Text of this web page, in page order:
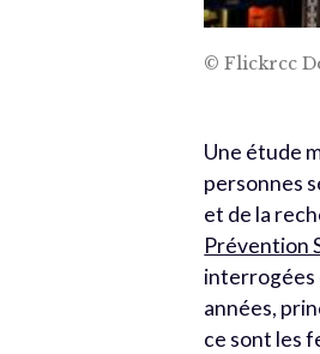
© Flickrcc
Une étude
personnes
et de la
Prévention
interrogées
années,
ce sont les